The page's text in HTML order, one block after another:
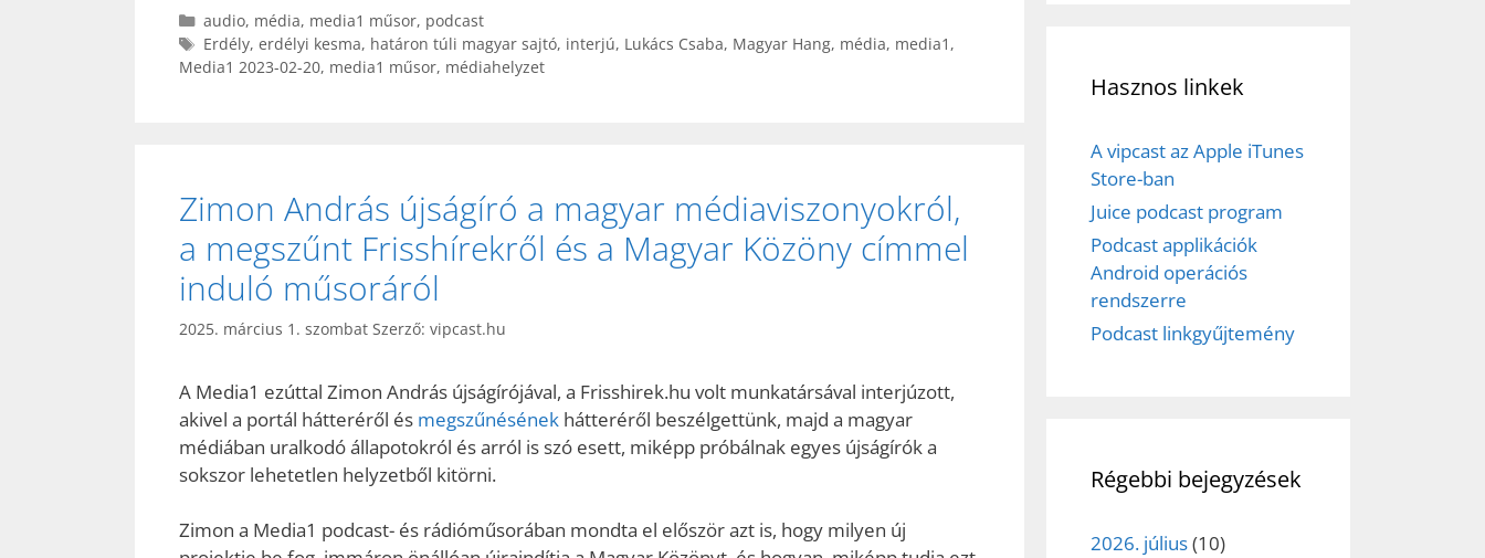
Kategória
audio, média, media1 műsor, podcast
Címkék
Erdély, erdélyi kesma, határon túli magyar sajtó, interjú, Lukács Csaba, Magyar Hang, média, media1 ,
Media1 2023-02-20, media1 műsor, médiahelyzet
Zimon András újságíró a magyar médiaviszonyokról,
a megszűnt Frisshírekről és a Magyar Közöny címmel
induló műsoráról
2025. március 1. szombat Szerző: vipcast.hu
A Media1 ezúttal Zimon András újságírójával, a Frisshirek.hu volt munkatársával interjúzott,
akivel a portál hátteréről és megszűnésének hátteréről beszélgettünk, majd a magyar
médiában uralkodó állapotokról és arról is szó esett, miképp próbálnak egyes újságírók a
sokszor lehetetlen helyzetből kitörni.
Zimon a Media1 podcast- és rádióműsorában mondta el először azt is, hogy milyen új
Hasznos linkek
A vipcast az Apple iTunes
Store-ban
Juice podcast program
Podcast applikációk
Android operációs
rendszerre
Podcast linkgyűjtemény
Régebbi bejegyzések
2026. július(10)